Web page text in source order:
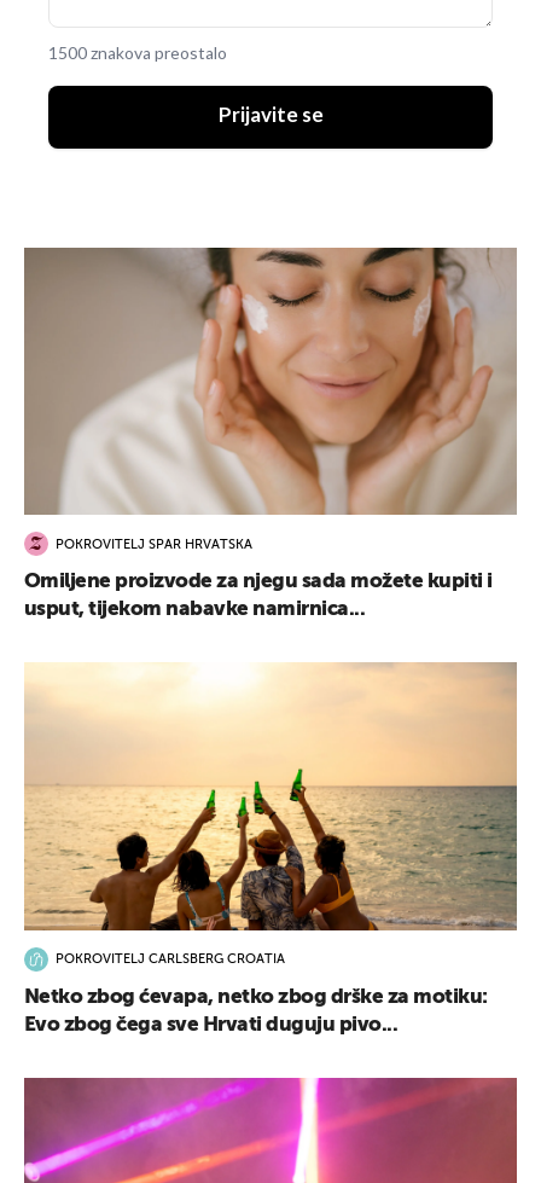
1500 znakova preostalo
Prijavite se
POKROVITELJ SPAR HRVATSKA
Omiljene proizvode za njegu sada možete kupiti i
usput, tijekom nabavke namirnica...
POKROVITELJ CARLSBERG CROATIA
Netko zbog ćevapa, netko zbog drške za motiku:
Evo zbog čega sve Hrvati duguju pivo...